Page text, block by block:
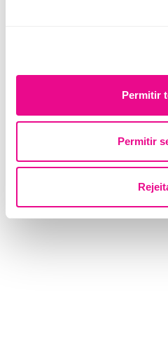
Permitir
Permitir
Formação e